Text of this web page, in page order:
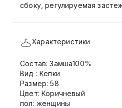
сбоку, регулируемая
Характеристики
Состав: Замша100%
Вид : Кепки
Размер: 58
Цвет: Коричневый
пол: женщины